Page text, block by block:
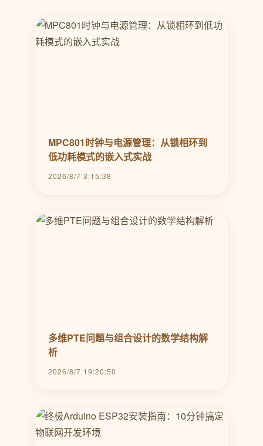
MPC801时钟与电源管理：从锁相环到
低功耗模式的嵌入式实战
2026/8/7 3:15:38
多维PTE问题与组合设计的数学结构解
析
2026/8/7 19:20:50